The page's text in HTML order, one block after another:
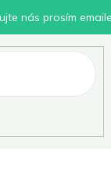
nás prosím